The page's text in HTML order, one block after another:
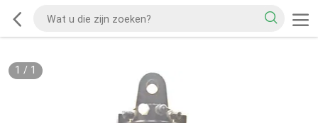
1 / 1